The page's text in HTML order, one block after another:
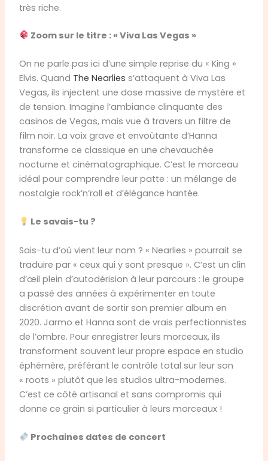
très riche.
Zoom sur le titre : « Viva Las Vegas »
On ne parle pas ici d’une simple reprise du « King »
Elvis. Quand The Nearlies s’attaquent à Viva Las
Vegas, ils injectent une dose massive de mystère et
de tension. Imagine l’ambiance clinquante des
casinos de Vegas, mais vue à travers un filtre de
film noir. La voix grave et envoûtante d’Hanna
transforme ce classique en une chevauchée
nocturne et cinématographique. C’est le morceau
idéal pour comprendre leur patte : un mélange de
nostalgie rock’n’roll et d’élégance hantée.
Le savais-tu ?
Sais-tu d’où vient leur nom ? « Nearlies » pourrait se
traduire par « ceux qui y sont presque ». C’est un clin
d’œil plein d’autodérision à leur parcours : le groupe
a passé des années à expérimenter en toute
discrétion avant de sortir son premier album en
2020. Jarmo et Hanna sont de vrais perfectionnistes
de l’ombre. Pour enregistrer leurs morceaux, ils
transforment souvent leur propre espace en studio
éphémère, préférant le contrôle total sur leur son
« roots » plutôt que les studios ultra-modernes.
C’est ce côté artisanal et sans compromis qui
donne ce grain si particulier à leurs morceaux !
Prochaines dates de concert